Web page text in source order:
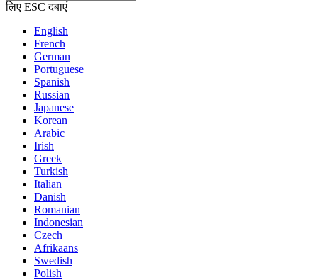
लिए ESC दबाएं
English
French
German
Portuguese
Spanish
Russian
Japanese
Korean
Arabic
Irish
Greek
Turkish
Italian
Danish
Romanian
Indonesian
Czech
Afrikaans
Swedish
Polish